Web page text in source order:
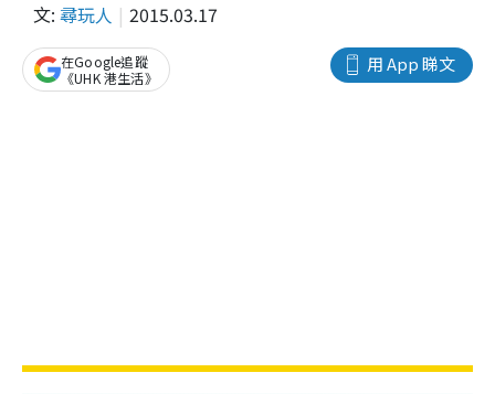
文: 尋玩人 2015.03.17
用 App 睇文
在Google追蹤
《UHK 港生活》